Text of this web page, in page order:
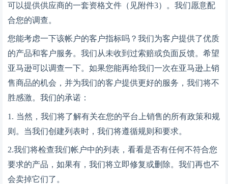
可以提供供应商的一套资格文件（见附件3）。我们愿意配
合您的调查。
您能考虑一下该帐户的客户指标吗？我们为客户提供了优质
的产品和客户服务。我们从未收到过索赔或负面反馈。希望
亚马逊可以调查一下。如果您能再给我们一次在亚马逊上销
售商品的机会，并为我们的客户提供更好的服务，我们将不
胜感激。我们的承诺：
1. 当然，我们将了解有关在您的平台上销售的所有政策和规
则。当我们创建列表时，我们将遵循规则和要求。
2.我们将检查我们帐户中的列表，看看是否有任何不符合您
要求的产品，如果有，我们将立即修复或删除。我们再也不
会卖掉它们了。